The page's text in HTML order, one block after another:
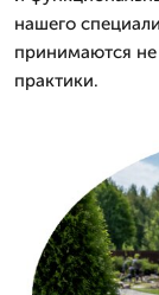
нашего
принимаются не
практики.